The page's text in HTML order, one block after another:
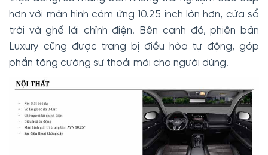
hơn với màn hình cảm ứng 10.25 inch lớn hơn, cửa sổ
trời và ghế lái chỉnh điện. Bên cạnh đó, phiên bản
Luxury cũng được trang bị điều hòa tự động, góp
phần tăng cường sự thoải mái cho người dùng.